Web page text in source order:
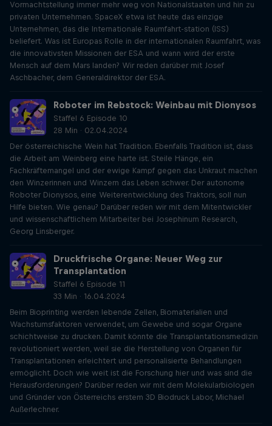
Vormachtstellung immer mehr weg von Nationalstaaten und hin zu
privaten Unternehmen. SpaceX etwa ist heute das einzige
Unternehmen, das die Internationale Raumfahrt-station (ISS)
beliefert. Was ist Europas Rolle in der internationalen Raumfahrt, was
die innovativsten Missionen der ESA und wann wird der erste
Mensch auf dem Mars landen? Wir reden darüber mit Josef
Aschbacher, dem Generaldirektor der ESA.
Roboter im Rebstock: Weinbau mit Dionysos
Staffel 6 Episode 10
28 Min · 02.04.2024
Der österreichische Wein hat Tradition. Ebenfalls Tradition ist, dass
die Arbeit am Weinberg eine harte ist. Steile Hänge, ein
Fachkräftemangel und der ewige Kampf gegen das Unkraut machen
den Winzerinnen und Winzern das Leben schwer. Der autonome
Roboter Dionysos, eine Weiterentwicklung des Traktors, soll nun
Hilfe bieten. Wie genau? Darüber reden wir mit dem Mitentwickler
und wissenschaftlichem Mitarbeiter bei Josephinum Research,
Georg Linsberger.
Druckfrische Organe: Neuer Weg zur
Transplantation
Staffel 6 Episode 11
33 Min · 16.04.2024
Beim Bioprinting werden lebende Zellen, Biomaterialien und
Wachstumsfaktoren verwendet, um Gewebe und sogar Organe
schichtweise zu drucken. Damit könnte die Transplantationsmedizin
revolutioniert werden, weil sie die Herstellung von Organen für
Transplantationen erleichtert und personalisierte Behandlungen
ermöglicht. Doch wie weit ist die Forschung hier und was sind die
Herausforderungen? Darüber reden wir mit dem Molekularbiologen
und Gründer von Österreichs erstem 3D Biodruck Labor, Michael
Außerlechner.